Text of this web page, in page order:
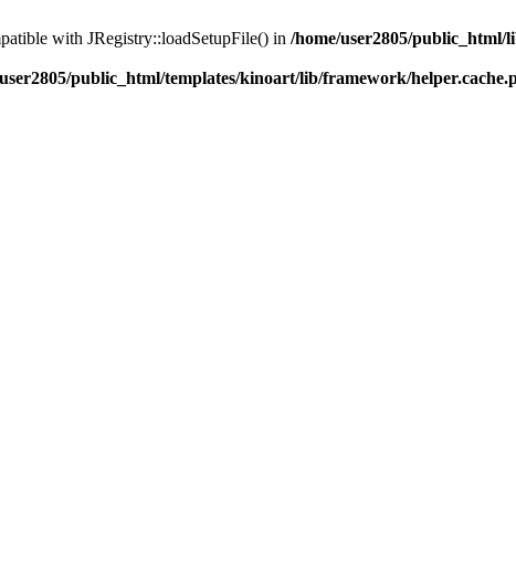
with JRegistry::loadSetupFile() in /home/user2805/
public_html/templates/kinoart/lib/framework/